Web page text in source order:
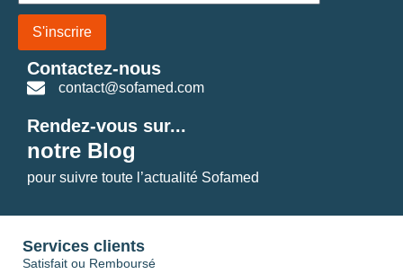
S'inscrire
Contactez-nous
contact@sofamed.com
Rendez-vous sur...
notre Blog
pour suivre toute l’actualité Sofamed
Services clients
Satisfait ou Remboursé